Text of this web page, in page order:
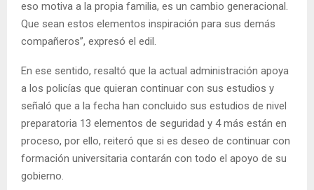
eso motiva a la propia familia, es un cambio generacional.
Que sean estos elementos inspiración para sus demás
compañeros”, expresó el edil.
En ese sentido, resaltó que la actual administración apoya
a los policías que quieran continuar con sus estudios y
señaló que a la fecha han concluido sus estudios de nivel
preparatoria 13 elementos de seguridad y 4 más están en
proceso, por ello, reiteró que si es deseo de continuar con
formación universitaria contarán con todo el apoyo de su
gobierno.